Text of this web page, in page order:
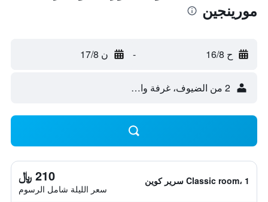
مورينجين
ح 16/8 - ن 17/8
2 من الضيوف، غرفة واحدة
Classic room، 1 سرير كوين 210 ﷼
سعر الليلة شامل الرسوم